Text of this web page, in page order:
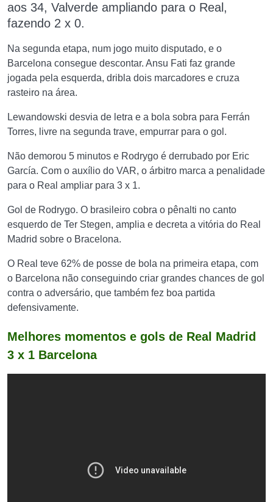
aos 34, Valverde ampliando para o Real,
fazendo 2 x 0.
Na segunda etapa, num jogo muito disputado, e o
Barcelona consegue descontar. Ansu Fati faz grande
jogada pela esquerda, dribla dois marcadores e cruza
rasteiro na área.
Lewandowski desvia de letra e a bola sobra para Ferrán
Torres, livre na segunda trave, empurrar para o gol.
Não demorou 5 minutos e Rodrygo é derrubado por Eric
García. Com o auxílio do VAR, o árbitro marca a penalidade
para o Real ampliar para 3 x 1.
Gol de Rodrygo. O brasileiro cobra o pênalti no canto
esquerdo de Ter Stegen, amplia e decreta a vitória do Real
Madrid sobre o Bracelona.
O Real teve 62% de posse de bola na primeira etapa, com
o Barcelona não conseguindo criar grandes chances de gol
contra o adversário, que também fez boa partida
defensivamente.
Melhores momentos e gols de Real Madrid
3 x 1 Barcelona